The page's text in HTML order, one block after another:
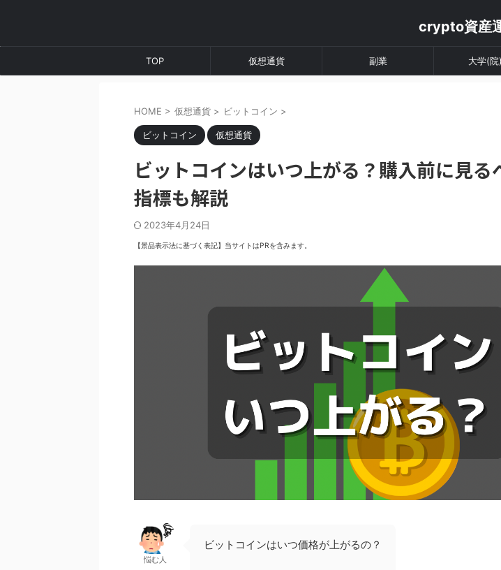
crypto資産
TOP 仮想通貨 副業 大学(院
HOME > 仮想通貨 > ビットコイン >
ビットコイン 仮想通貨
ビットコインはいつ上がる？購入前に見る
指標も解説
2023年4月24日
【景品表示法に基づく表記】当サイトはPRを含みます。
悩む人
ビットコインはいつ価格が上がるの？